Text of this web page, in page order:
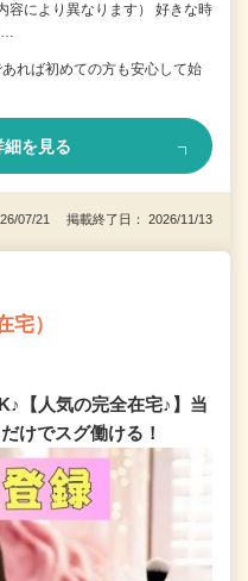
容により異なります） 好きな時
…
れば初めての方も安心して始
細を見る
07/21 掲載終了日： 2026/11/13
宅）
【人気の完全在宅♪】当
けでスグ働ける！